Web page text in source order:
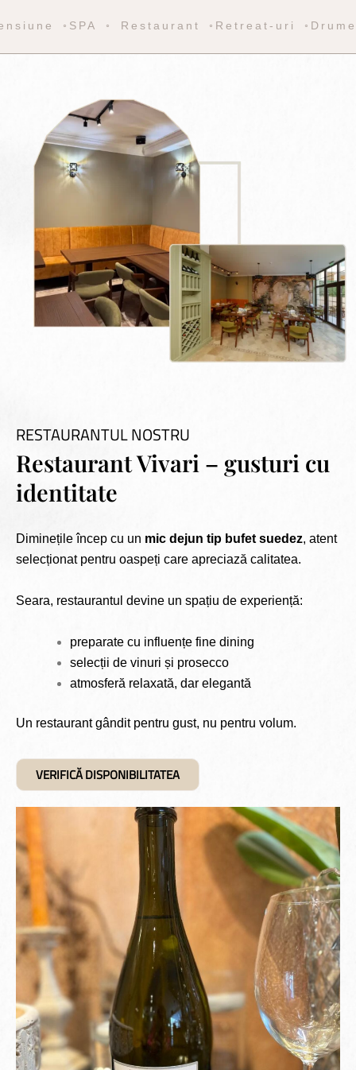
◦SPA ◦ Restaurant ◦Retreat-uri
RESTAURANTUL NOSTRU
Restaurant Vivari – gusturi cu
identitate
Diminețile încep cu un mic dejun tip bufet suedez, atent
selecționat pentru oaspeți care apreciază calitatea.
Seara, restaurantul devine un spațiu de experiență:
preparate cu influențe fine dining
selecții de vinuri și prosecco
atmosferă relaxată, dar elegantă
Un restaurant gândit pentru gust, nu pentru volum.
VERIFICĂ DISPONIBILITATEA